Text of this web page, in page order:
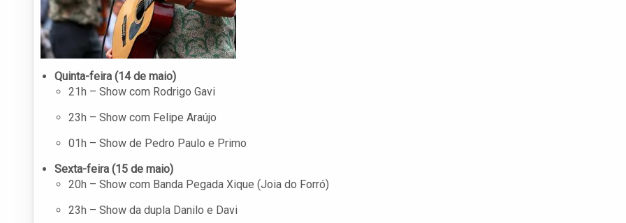
Quinta-feira (14 de maio)
21h – Show com Rodrigo Gavi
23h – Show com Felipe Araújo
01h – Show de Pedro Paulo e Primo
Sexta-feira (15 de maio)
20h – Show com Banda Pegada Xique (Joia do Forró)
23h – Show da dupla Danilo e Davi